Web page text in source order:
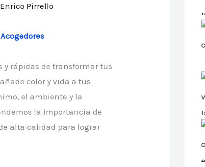
Enrico Pirrello
y rápidas de transformar tus
color y vida a tus
el ambiente y la
la importancia de
alta calidad para lograr